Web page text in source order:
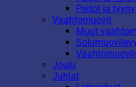
Peitot ja
Vaahtomuovit
Muut
Joulu
Juhlat